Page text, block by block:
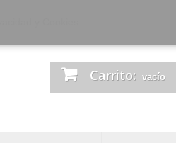
Carrito: vacío